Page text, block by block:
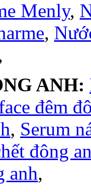
Menly,
,
ANH:
đêm
, Serum
đông
anh,